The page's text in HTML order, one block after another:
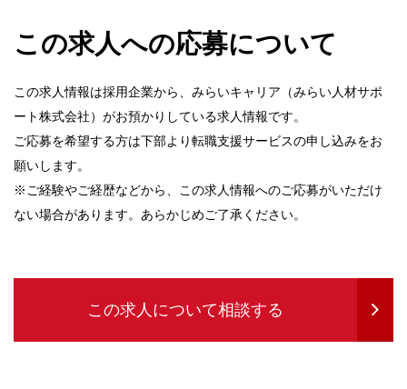
この求人への応募について
この求人情報は採用企業から、みらいキャリア（みらい人材サポ
ート株式会社）がお預かりしている求人情報です。
ご応募を希望する方は下部より転職支援サービスの申し込みをお
願いします。
※ご経験やご経歴などから、この求人情報へのご応募がいただけ
ない場合があります。あらかじめご了承ください。
この求人について相談する